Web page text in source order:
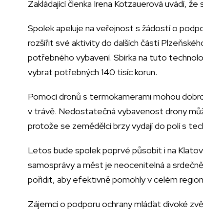
Zakládající členka Irena Kotzauerová uvádí,
Spolek apeluje na veřejnost s žádostí o
rozšířit své aktivity do dalších částí
potřebného vybavení. Sbírka na tuto
vybrat potřebných 140 tisíc korun.
Pomocí dronů s termokamerami mohou
v trávě. Nedostatečná vybavenost drony
protože se zemědělci brzy vydají do polí s
Letos bude spolek poprvé působit i na
samosprávy a měst je neocenitelná a
pořídit, aby efektivně pomohly v celém
Zájemci o podporu ochrany mláďat divoké